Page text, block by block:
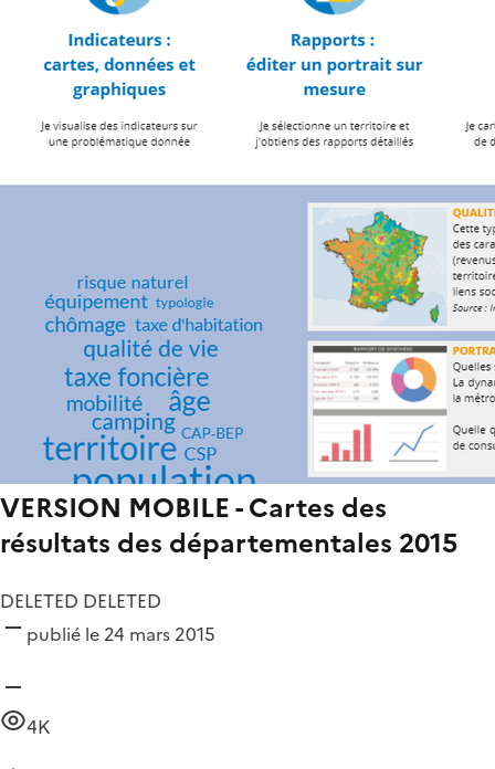
VERSION MOBILE - Cartes des
résultats des départementales 2015
DELETED DELETED
publié le 24 mars 2015
4K